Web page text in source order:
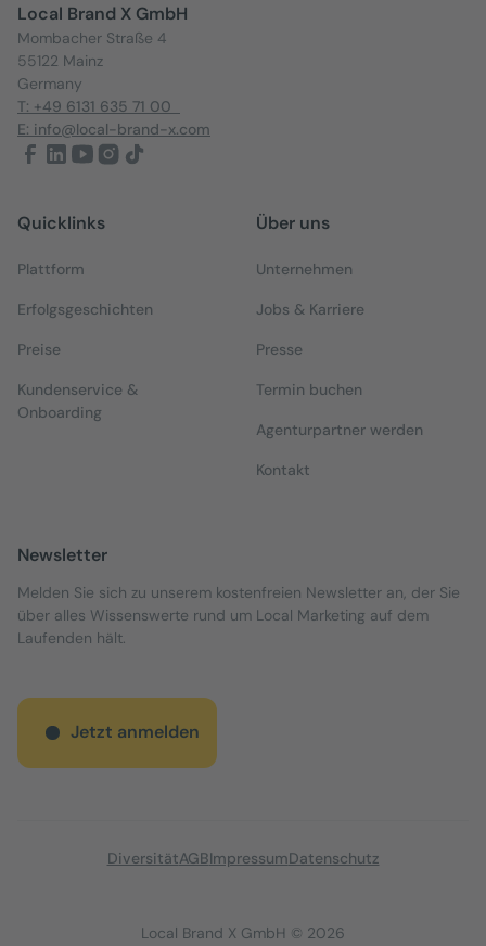
Local Brand X GmbH
Mombacher Straße 4
55122 Mainz
Germany
T: +49 6131 635 71 00
E: info@local-brand-x.com
Quicklinks
Plattform
Erfolgsgeschichten
Preise
Kundenservice &
Onboarding
Über uns
Unternehmen
Jobs & Karriere
Presse
Termin buchen
Agenturpartner werden
Kontakt
Newsletter
Melden Sie sich zu unserem kostenfreien Newsletter an, der Sie
über alles Wissenswerte rund um Local Marketing auf dem
Laufenden hält.
Jetzt anmelden
Local Brand X GmbH © 2026
DiversitätAGBImpressumDatenschutz